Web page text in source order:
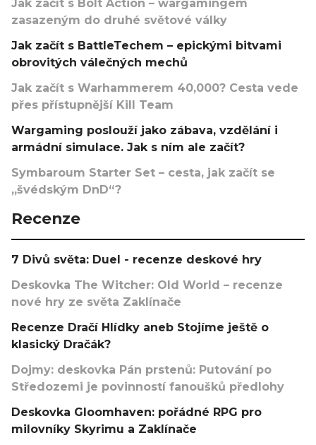
Jak začít s Bolt Action – wargamingem
zasazeným do druhé světové války
Jak začít s BattleTechem – epickými bitvami
obrovitých válečných mechů
Jak začít s Warhammerem 40,000? Cesta vede
přes přístupnější Kill Team
Wargaming poslouží jako zábava, vzdělání i
armádní simulace. Jak s ním ale začít?
Symbaroum Starter Set – cesta, jak začít se
„švédským DnD“?
Recenze
7 Divů světa: Duel - recenze deskové hry
Deskovka The Witcher: Old World – recenze
nové hry ze světa Zaklínače
Recenze Dračí Hlídky aneb Stojíme ještě o
klasický Dračák?
Dojmy: deskovka Pán prstenů: Putování po
Středozemi je povinností fanoušků předlohy
Deskovka Gloomhaven: pořádné RPG pro
milovníky Skyrimu a Zaklínače